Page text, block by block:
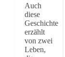
Auch
diese
Geschichte
erzählt
von zwei
Leben,